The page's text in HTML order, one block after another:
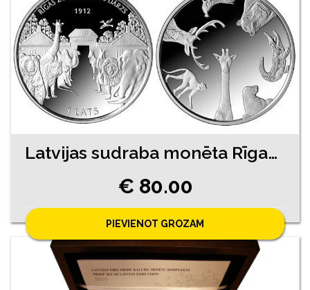
Latvijas sudraba monēta Rīgas Zooloģiskais Dārzs
€ 80.00
PIEVIENOT GROZAM